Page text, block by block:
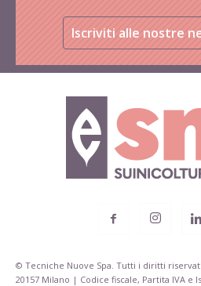
Iscriviti alle nostre
© Tecniche Nuove Spa. Tutti i diritti
20157 Milano | Codice fiscale, Partita IVA e